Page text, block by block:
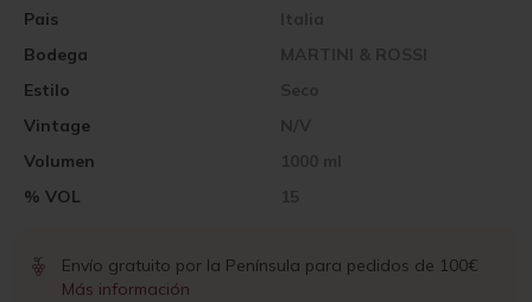
Pais Italia
Vintage
N/V
Volumen
1000 ml
Bodega MARTINI & ROSSI
% VOL 15
Estilo Seco
1L
Envío gratuito por la Península para pedidos de 100€
Más información